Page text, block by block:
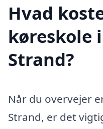
Hvad
køreskole
Strand?
Når du overvejer
Strand, er det